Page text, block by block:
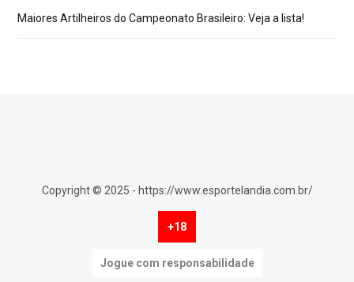
Maiores Artilheiros do Campeonato Brasileiro: Veja a lista!
Copyright © 2025 - https://www.esportelandia.com.br/
+18
Jogue com responsabilidade